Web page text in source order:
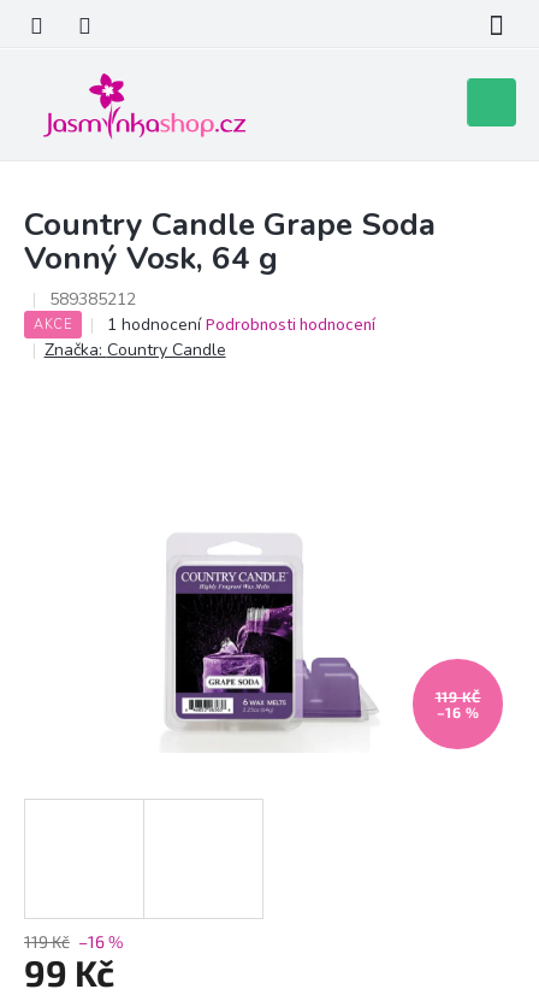
obsah
košík
Country Candle Grape Soda
Vonný Vosk, 64 g
589385212
AKCE
Průměrné
hodnocení
1 hodnocení Podrobnosti hodnocení
Značka: Country Candle
119 KČ
–16 %
119 Kč –16 %
99 Kč